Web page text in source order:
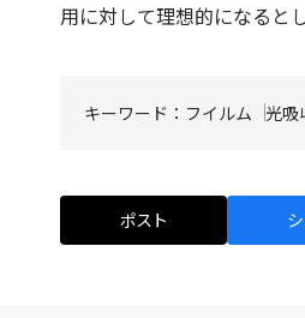
用に対して理想的になると
キーワード： フイルム 光吸
ポスト